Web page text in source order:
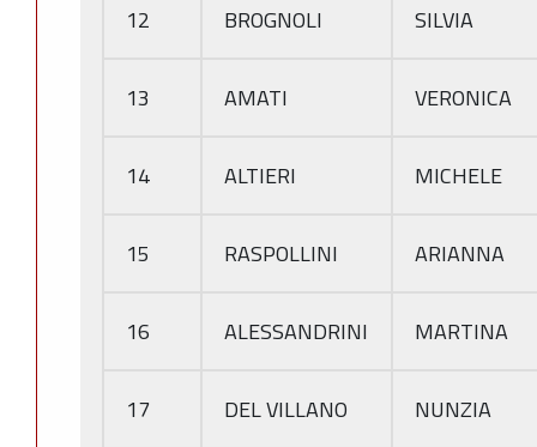
12 BROGNOLI SILVIA
13 AMATI VERONICA
14 ALTIERI MICHELE
15 RASPOLLINI ARIANNA
16 ALESSANDRINI MARTINA
17 DEL VILLANO NUNZIA